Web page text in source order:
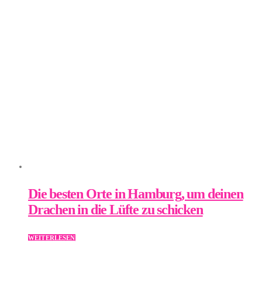
Die besten Orte in Hamburg, um deinen
Drachen in die Lüfte zu schicken
WEITERLESEN